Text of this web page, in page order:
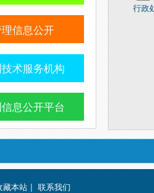
信息公开
术服务机构
息公开平台
行政
藏本站 | 联系我们